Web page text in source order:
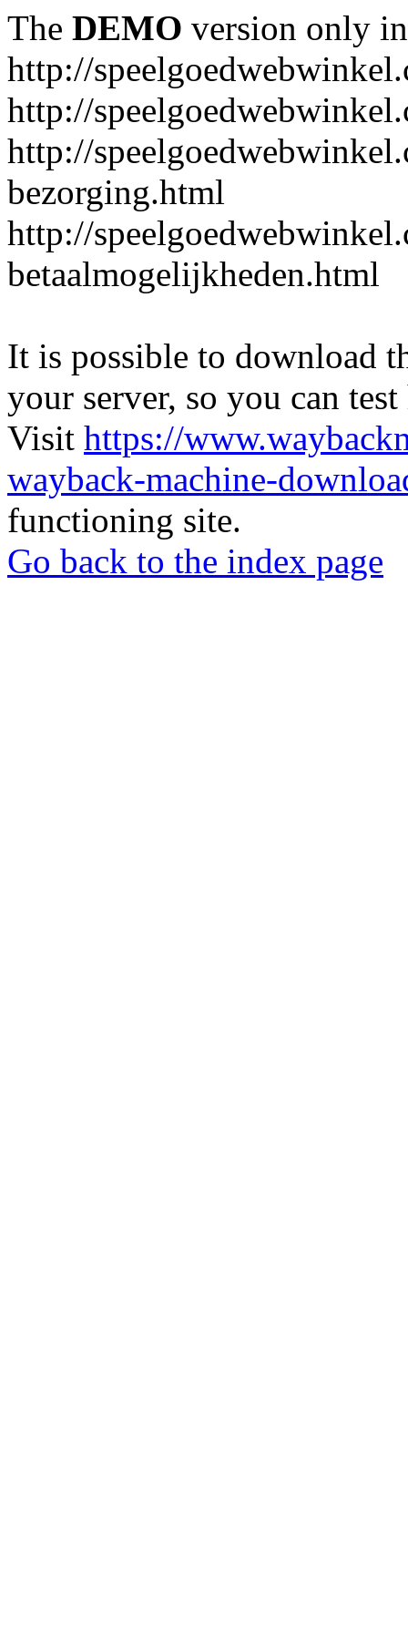
The DEMO version only
http://
http://
http://
bezorging.html
http://
betaalmogelijkheden.html
It is possible to download
your server, so you can
Visit https://
wayback-machine-
functioning site.
Go back to the index page